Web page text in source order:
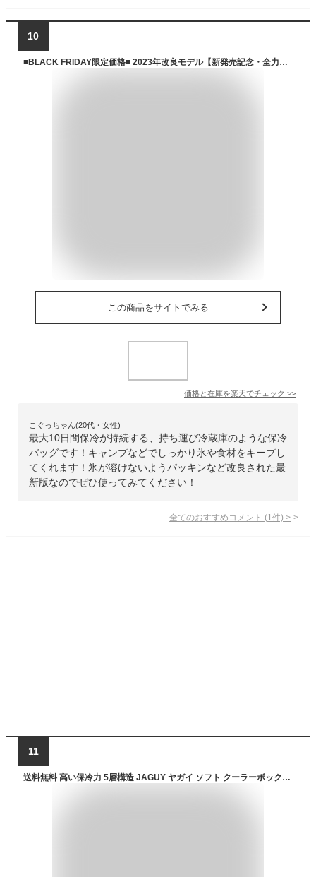
10
■BLACK FRIDAY限定価格■ 2023年改良モデル【新発売記念・全力価格】 クーラーボックス 45QT/42.6L ハードクーラーボックス クーラーBOX 保冷バッグ 大容量 小型 中型 大型 アウトドア ピクニック キャンプ バーベキュー BBQ 2Lペットボトル 水抜き栓付 レジャー用品
この商品をサイトでみる
価格と在庫を楽天でチェック >>
こぐっちゃん(20代・女性)
最大10日間保冷が持続する、持ち運び冷蔵庫のような保冷
バッグです！キャンプなどでしっかり氷や食材をキープし
てくれます！氷が溶けないようパッキンなど改良された最
新版なのでぜひ使ってみてください！
全てのおすすめコメント (1 件) >
11
送料無料 高い保冷力 5層構造 JAGUY ヤガイ ソフト クーラーボックス Mサイズ 20L バッグ JAG-1925 保冷 断熱材 キャンプ アウトドア 2023春夏新色 20%off 【あす楽対応】